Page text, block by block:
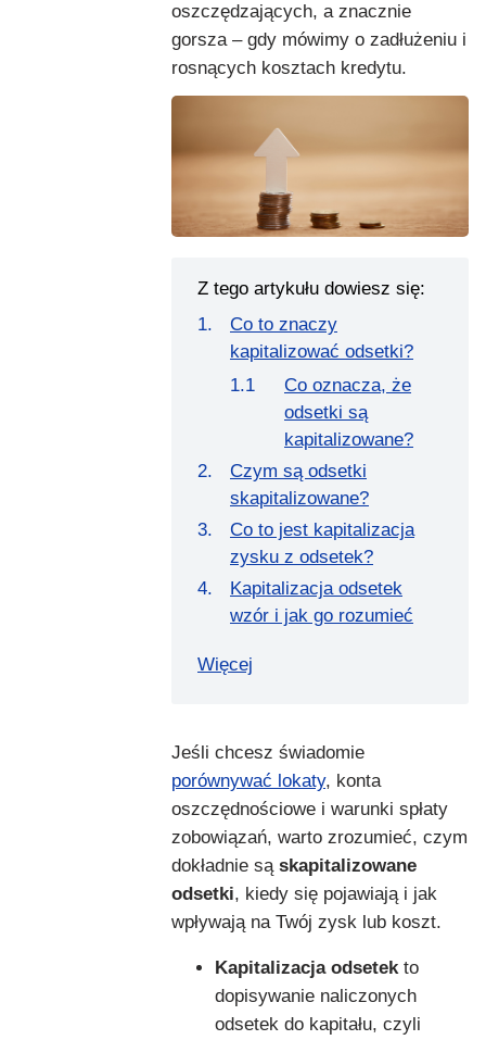
oszczędzających, a znacznie
gorsza – gdy mówimy o zadłużeniu i
rosnących kosztach kredytu.
Z tego artykułu dowiesz się:
Co to znaczy
kapitalizować odsetki?
Co oznacza, że
odsetki są
kapitalizowane?
Czym są odsetki
skapitalizowane?
Co to jest kapitalizacja
zysku z odsetek?
Kapitalizacja odsetek
wzór i jak go rozumieć
Więcej
Jeśli chcesz świadomie
porównywać lokaty, konta
oszczędnościowe i warunki spłaty
zobowiązań, warto zrozumieć, czym
dokładnie są skapitalizowane
odsetki, kiedy się pojawiają i jak
wpływają na Twój zysk lub koszt.
Kapitalizacja odsetek to
dopisywanie naliczonych
odsetek do kapitału, czyli